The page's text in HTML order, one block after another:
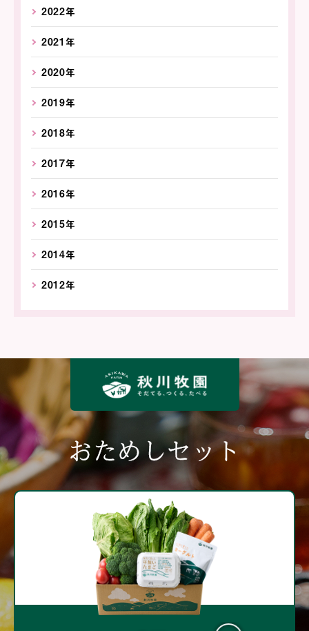
2022年
2021年
2020年
2019年
2018年
2017年
2016年
2015年
2014年
2012年
おためしセット